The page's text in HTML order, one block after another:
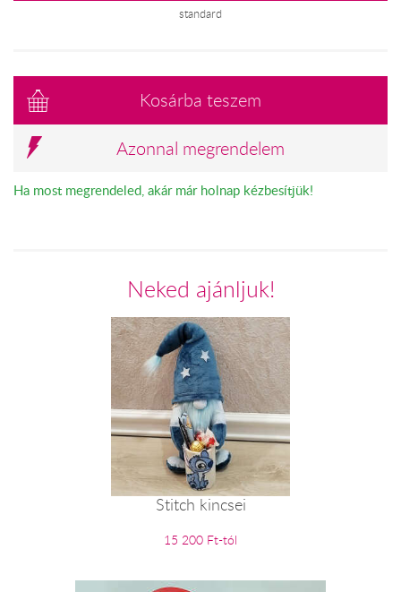
standard
Kosárba teszem
Azonnal megrendelem
Ha most megrendeled, akár már holnap kézbesítjük!
Neked ajánljuk!
Stitch kincsei
15 200 Ft-tól